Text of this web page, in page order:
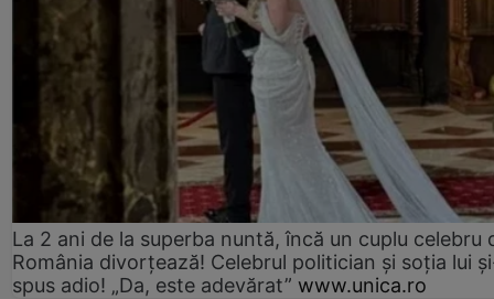
La 2 ani de la superba nuntă, încă un cuplu celebru
România divorțează! Celebrul politician și soția lui
spus adio! „Da, este adevărat” www.unica.ro